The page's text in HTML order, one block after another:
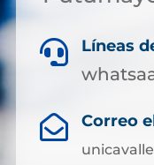
 Líneas
 Correo